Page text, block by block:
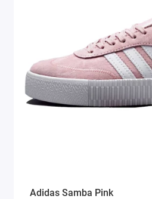
Adidas Samba Pink